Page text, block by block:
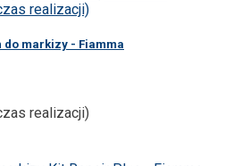
realizacji)
markizy - Fiamma
realizacji)